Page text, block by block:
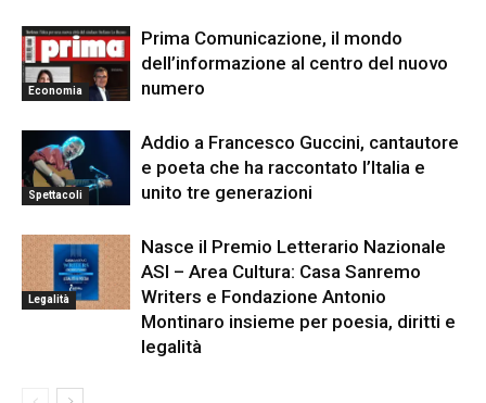
Economia
Prima Comunicazione, il mondo
dell’informazione al centro del nuovo
numero
Spettacoli
Addio a Francesco Guccini, cantautore
e poeta che ha raccontato l’Italia e
unito tre generazioni
Legalità
Nasce il Premio Letterario Nazionale
ASI – Area Cultura: Casa Sanremo
Writers e Fondazione Antonio
Montinaro insieme per poesia, diritti e
legalità